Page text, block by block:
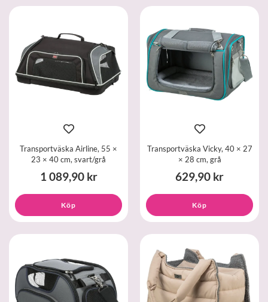
Transportväska Airline, 55 ×
23 × 40 cm, svart/grå
1 089,90 kr
Köp
Transportväska Vicky, 40 × 27
× 28 cm, grå
629,90 kr
Köp